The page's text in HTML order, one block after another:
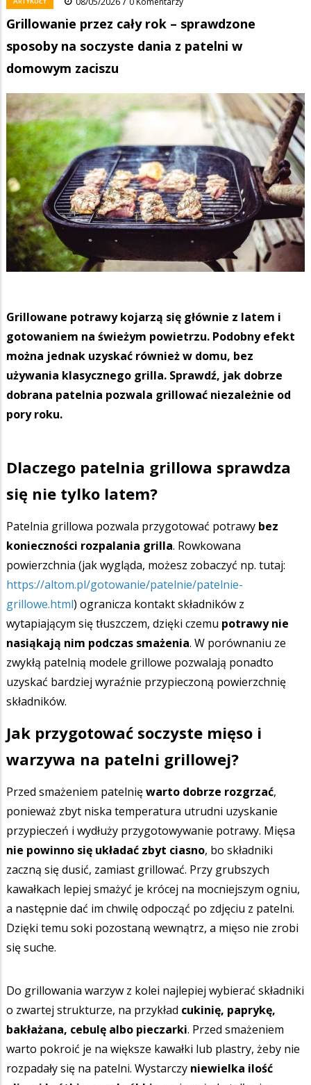
Grillowanie przez cały rok – sprawdzone
sposoby na soczyste dania z patelni w
domowym zaciszu
Grillowane potrawy kojarzą się głównie z latem i
gotowaniem na świeżym powietrzu. Podobny efekt
można jednak uzyskać również w domu, bez
używania klasycznego grilla. Sprawdź, jak dobrze
dobrana patelnia pozwala grillować niezależnie od
pory roku.
Dlaczego patelnia grillowa sprawdza
się nie tylko latem?
Patelnia grillowa pozwala przygotować potrawy bez
konieczności rozpalania grilla. Rowkowana
powierzchnia (jak wygląda, możesz zobaczyć np. tutaj:
https://altom.pl/gotowanie/patelnie/patelnie-
grillowe.html) ogranicza kontakt składników z
wytapiającym się tłuszczem, dzięki czemu potrawy nie
nasiąkają nim podczas smażenia. W porównaniu ze
zwykłą patelnią modele grillowe pozwalają ponadto
uzyskać bardziej wyraźnie przypieczoną powierzchnię
składników.
Jak przygotować soczyste mięso i
warzywa na patelni grillowej?
Przed smażeniem patelnięwarto dobrze rozgrzać,
ponieważ zbyt niska temperatura utrudni uzyskanie
przypieczeń i wydłuży przygotowywanie potrawy. Mięsa
nie powinno się układać zbyt ciasno, bo składniki
zaczną się dusić, zamiast grillować. Przy grubszych
kawałkach lepiej smażyć je krócej na mocniejszym ogniu,
a następnie dać im chwilę odpocząć po zdjęciu z patelni.
Dzięki temu soki pozostaną wewnątrz, a mięso nie zrobi
się suche.
Do grillowania warzyw z kolei najlepiej wybierać składniki
o zwartej strukturze, na przykład cukinię, paprykę,
bakłażana, cebulę albo pieczarki. Przed smażeniem
warto pokroić je na większe kawałki lub plastry, żeby nie
rozpadały się na patelni. Wystarczy niewielka ilość